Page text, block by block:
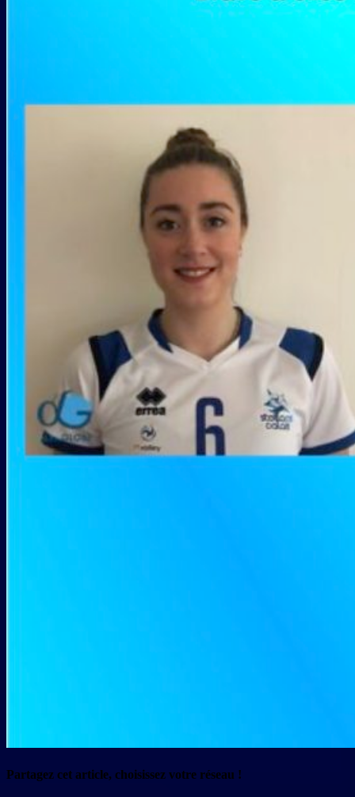
Partagez cet article, choisissez votre réseau !